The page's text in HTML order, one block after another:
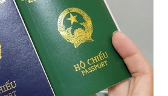
các sở, ngành và chính quyền địa
tra, giám sát. Đợt này, Phòng Nghiệp
đốc Sở Y tế thành lập Tổ công tác
sát điều tra Công an TP HCM vừa
buôn bán mỹ phẩm giả quy mô
giữa khu dân cư ở phường Tân Tạo.